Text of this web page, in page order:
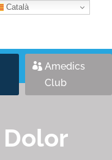
Amedics
Club
Català